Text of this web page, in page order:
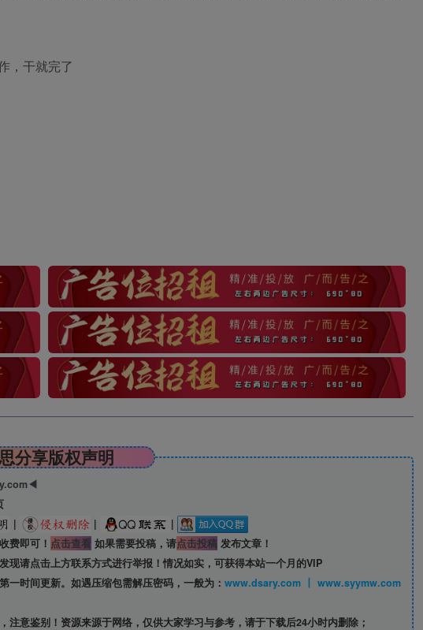
，干就完了
分享版权声明
|
|
|
费即可！ 点击查看如果需要投稿，请点击投稿发布文章！
请点击上方联系方式进行举报！情况如实，可获得本站一个月的VIP
时间更新。如遇压缩包需解压密码，一般为：
www.dsary.com 丨 www.syymw.com
注意鉴别！资源来源于网络，仅供大家学习与参考，请于下载后24小时内删除；